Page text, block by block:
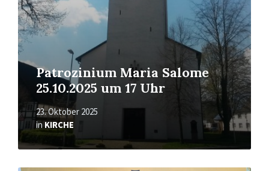
Patrozinium Maria Salome
25.10.2025 um 17 Uhr
23. Oktober 2025
inKIRCHE